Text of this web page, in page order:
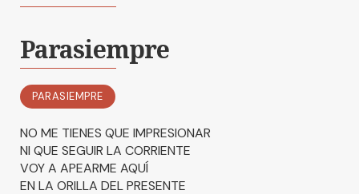
Parasiempre
PARASIEMPRE
NO ME TIENES QUE IMPRESIONAR
NI QUE SEGUIR LA CORRIENTE
VOY A APEARME AQUÍ
EN LA ORILLA DEL PRESENTE